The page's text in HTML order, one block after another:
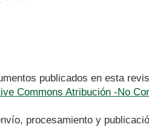
publicados en esta
Commons Atribución -No
procesamiento y